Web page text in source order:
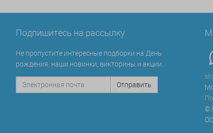
Подпишитесь на рассылку
Не пропустите интересные подборки на День
рождения, наши новинки, викторины и акции.
©